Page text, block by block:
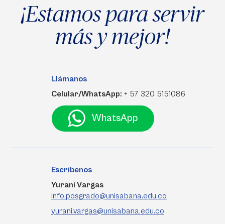
¡Estamos para servir
más y mejor!
Llámanos
Celular/WhatsApp: + 57 320 5151086
WhatsApp
Escríbenos
Yurani Vargas
info.posgrado@unisabana.edu.co
yurani.vargas@unisabana.edu.co